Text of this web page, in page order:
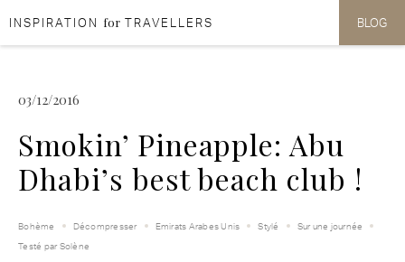
Aller au contenu
Aller au menu
INSPIRATION for TRAVELLERS BLOG
03/12/2016
Smokin’ Pineapple: Abu
Dhabi’s best beach club !
Bohème Décompresser Emirats Arabes Unis Stylé
Sur une journée
Testé par Solène